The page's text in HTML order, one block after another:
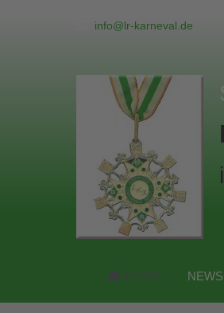
info@lr-karneval.de
HOME NEWS